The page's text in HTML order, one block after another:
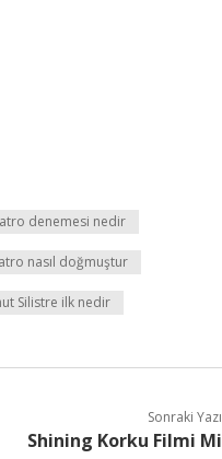
denemesi nedir
nasıl doğmuştur
Silistre ilk nedir
Sonraki Yazı
Shining Korku Filmi Mi